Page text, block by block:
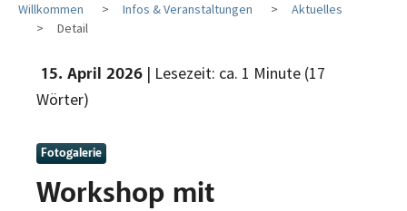
Willkommen Infos & Veranstaltungen
Aktuelles
Detail
15. April 2026 | Lesezeit: ca. 1 Minute (17
Wörter)
Fotogalerie
Workshop mit